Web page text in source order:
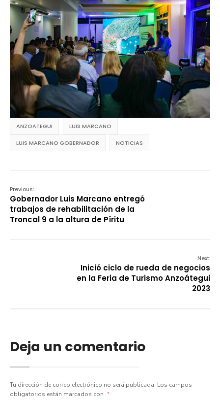
ANZOATEGUI LUIS MARCANO
LUIS MARCANO GOBERNADOR NOTICIAS
Previous:
Gobernador Luis Marcano entregó
trabajos de rehabilitación de la
Troncal 9 a la altura de Píritu
Next:
Inició ciclo de rueda de negocios
en la Feria de Turismo Anzoátegui
2023
Deja un comentario
Tu dirección de correo electrónico no será publicada. Los campos
obligatorios están marcados con *